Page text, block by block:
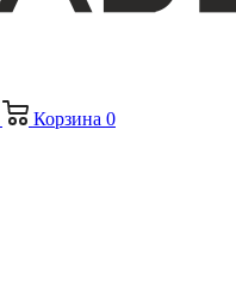
Корзина 0